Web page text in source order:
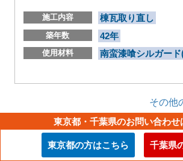
施工内容 棟瓦取り直し
築年数 42年
使用材料 南蛮漆喰シルガード
その他
お問い合わせフォ
東京都・千葉県のお問い合わせ
東京都の方はこちら 千葉県